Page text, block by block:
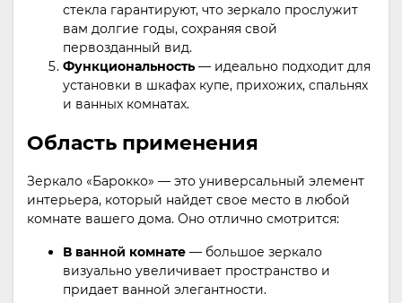
стекла гарантируют, что зеркало прослужит
вам долгие годы, сохраняя свой
первозданный вид.
Функциональность — идеально подходит для
установки в шкафах купе, прихожих, спальнях
и ванных комнатах.
Область применения
Зеркало «Барокко» — это универсальный элемент
интерьера, который найдет свое место в любой
комнате вашего дома. Оно отлично смотрится:
В ванной комнате — большое зеркало
визуально увеличивает пространство и
придает ванной элегантности.